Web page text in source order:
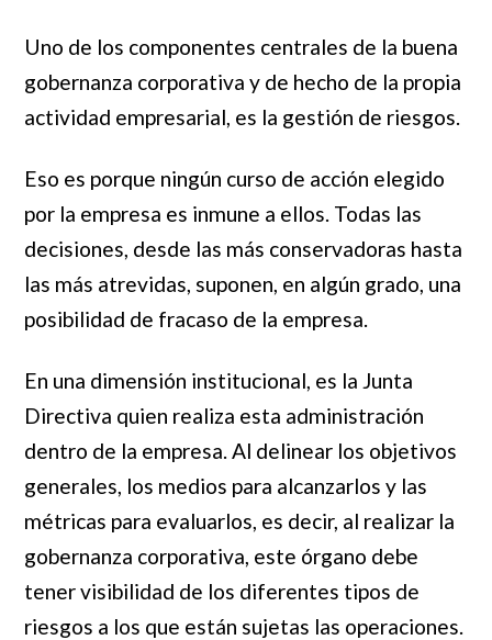
Uno de los componentes centrales de la buena
gobernanza corporativa y de hecho de la propia
actividad empresarial, es la gestión de riesgos.
Eso es porque ningún curso de acción elegido
por la empresa es inmune a ellos. Todas las
decisiones, desde las más conservadoras hasta
las más atrevidas, suponen, en algún grado, una
posibilidad de fracaso de la empresa.
En una dimensión institucional, es la Junta
Directiva quien realiza esta administración
dentro de la empresa. Al delinear los objetivos
generales, los medios para alcanzarlos y las
métricas para evaluarlos, es decir, al realizar la
gobernanza corporativa, este órgano debe
tener visibilidad de los diferentes tipos de
riesgos a los que están sujetas las operaciones.